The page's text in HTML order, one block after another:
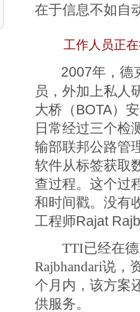
在于信息不如自
工作人员正
2007年，德
员，外加上私人
大桥（BOTA）
日常经过三个检
输部联邦公路管
软件从标签获取
查过程。这个过
和时间戳。没有
工程师Rajat
TTI已经在德
Rajbhandari说，
个月内，该方案
供服务。